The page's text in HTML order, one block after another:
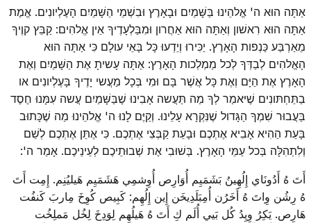
אַתָּה הוּא ה' אֱלהֵינוּ בַּשָּׁמַיִם וּבָאָרֶץ וּבִשְׁמֵי הַשָּׁמַיִם הָעֶלְיונִים. אֱמֶת
אַתָּה הוּא רִאשׁון וְאַתָּה הוּא אַחֲרון וּמִבַּלְעָדֶיךָ אֵין אֱלהִים: קַבֵּץ קוֶיךָ
מֵאַרְבַּע כַּנְפות הָאָרֶץ. יַכִּירוּ וְיֵדְעוּ כָּל בָּאֵי עולָם כִּי אַתָּה הוּא
הָאֱלהִים לְבַדְּךָ לְכל מַמְלְכות הָאָרֶץ: אַתָּה עָשיתָ אֶת הַשָּׁמַיִם וְאֶת
הָאָרֶץ אֶת הַיָּם וְאֶת כָּל אֲשֶׁר בָּם וּמִי בְּכָל מַעֲשי יָדֶיךָ בָּעֶלְיונִים או
בַתַּחְתּונִים שֶׁיּאמַר לְךָ מַה תַּעֲשה אָבִינוּ שֶׁבַּשָּׁמַיִם עֲשה עִמָּנוּ חֶסֶד
בַּעֲבוּר שִׁמְךָ הַגָּדול שֶׁנִּקְרָא עָלֵינוּ. וְקַיֶּם לָנוּ ה' אֱלהֵינוּ מַה שֶׁכָּתוּב
בָּעֵת הַהִיא אָבִיא אֶתְכֶם וּבָעֵת קַבְּצִי אֶתְכֶם. כִּי אֶתֵּן אֶתְכֶם לְשֵׁם
וְלִתְהִלָּה בְּכל עַמֵּי הָאָרֶץ. בְּשׁוּבִי אֶת שְׁבוּתֵיכֶם לְעֵינֵיכֶם. אָמַר ה':
أَتَ هُ أَدُونَاي إِلُهِينُ بَشَمَيِم أُوَارِص أُوِشمِي هَشَمَيِم هَيليُنِم. إِمِت أَتَ
هُ رِشُن وِاتَ هُ أَخَرُن أُمِبَلَدِيخَن إِين إِلُهِم: كَبِيص كُوِخَ مِاربَ كَنفُت
هَارِص. يَكِرُ وِيِدُ كُل بَيي أُلَم كِ أَتَ هُ هَيلُهِم لِوَدِخَ لِخُل مَملِخُت